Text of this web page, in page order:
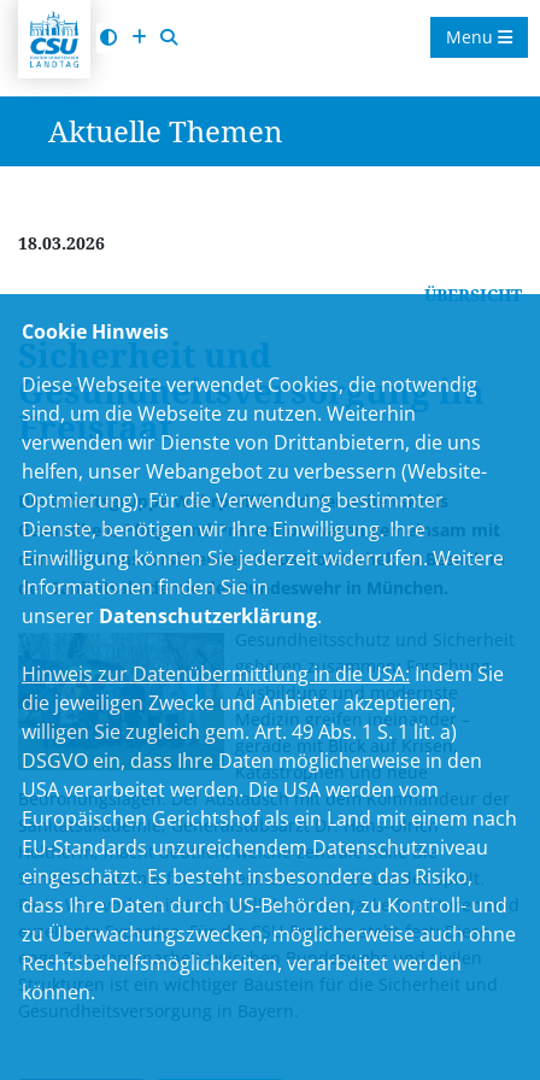
Menu
Aktuelle Themen
18.03.2026
ÜBERSICHT
Sicherheit und
Gesundheitsversorgung im
Freistaat
Die Arbeitsgruppe Wehrpolitik und der Arbeitskreis
Gesundheit, Pflege und Prävention waren gemeinsam mit
dem Fraktionsvorsitzenden Klaus Holetschek zu Besuch in
der Sanitätsakademie der Bundeswehr in München.
Gesundheitsschutz und Sicherheit
gehören zusammen: Forschung,
Ausbildung und modernste
Medizin greifen ineinander –
gerade mit Blick auf Krisen,
Katastrophen und neue
Bedrohungslagen. Der Austausch mit dem Kommandeur der
Sanitätsakademie, Generalstabsarzt Dr. Hans-Ulrich
Holtherm, macht deutlich, welche zentrale Rolle die
Sanitätsakademie für die Resilienz unseres Landes spielt.
Fazit: Wer vorbereitet sein will, braucht starke Strukturen und
exzellente Expertise. Für die CSU-Fraktion steht fest: Diese
enge Zusammenarbeit zwischen Bundeswehr und zivilen
Strukturen ist ein wichtiger Baustein für die Sicherheit und
Gesundheitsversorgung in Bayern.
Cookie Hinweis
Diese Webseite verwendet Cookies, die notwendig
sind, um die Webseite zu nutzen. Weiterhin
verwenden wir Dienste von Drittanbietern, die uns
helfen, unser Webangebot zu verbessern (Website-
Optmierung). Für die Verwendung bestimmter
Dienste, benötigen wir Ihre Einwilligung. Ihre
Einwilligung können Sie jederzeit widerrufen. Weitere
Informationen finden Sie in
unserer Datenschutzerklärung.
Hinweis zur Datenübermittlung in die USA:Indem Sie
die jeweiligen Zwecke und Anbieter akzeptieren,
willigen Sie zugleich gem. Art. 49 Abs. 1 S. 1 lit. a)
DSGVO ein, dass Ihre Daten möglicherweise in den
USA verarbeitet werden. Die USA werden vom
Europäischen Gerichtshof als ein Land mit einem nach
EU-Standards unzureichendem Datenschutzniveau
eingeschätzt. Es besteht insbesondere das Risiko,
dass Ihre Daten durch US-Behörden, zu Kontroll- und
zu Überwachungszwecken, möglicherweise auch ohne
Rechtsbehelfsmöglichkeiten, verarbeitet werden
können.